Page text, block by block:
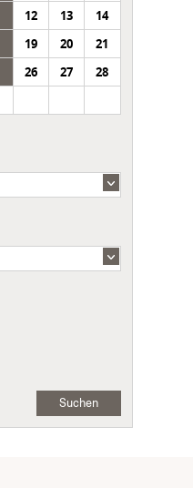
12 13
14
19 20
21
26 27
28
Suchen